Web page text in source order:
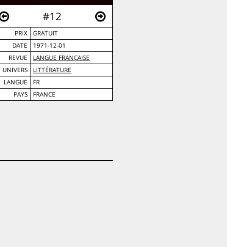
#12
PRIX
GRATUIT
DATE
1971-12-01
REVUE
LANGUE FRANÇAISE
UNIVERS
LITTÉRATURE
LANGUE
FR
PAYS
FRANCE